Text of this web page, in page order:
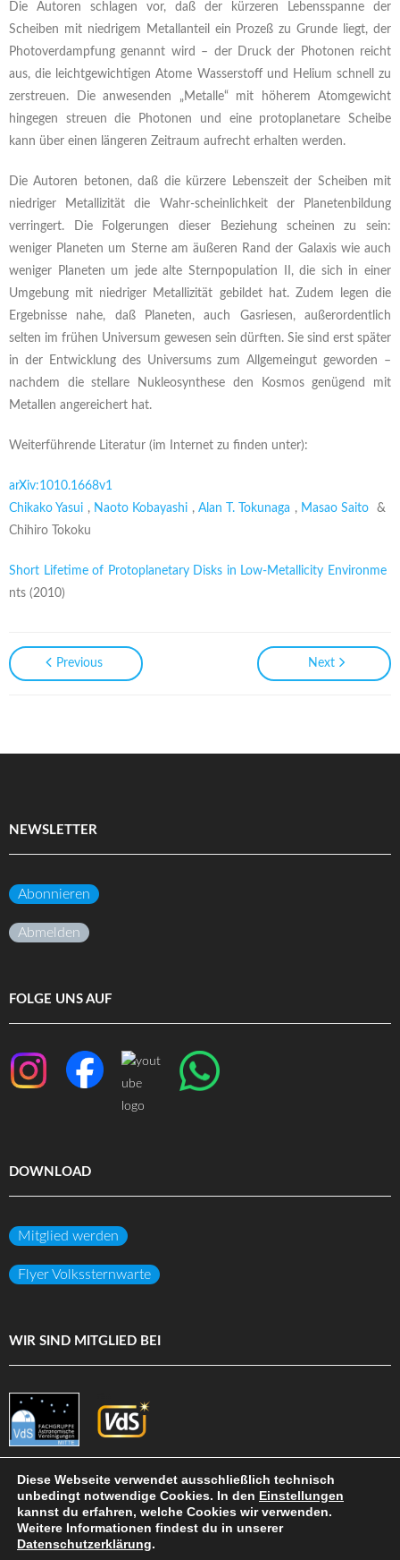
Die Autoren schlagen vor, daß der kürzeren Lebensspanne der
Scheiben mit niedrigem Metallanteil ein Prozeß zu Grunde liegt, der
Photoverdampfung genannt wird – der Druck der Photonen reicht
aus, die leichtgewichtigen Atome Wasserstoff und Helium schnell zu
zerstreuen. Die anwesenden „Metalle“ mit höherem Atomgewicht
hingegen streuen die Photonen und eine protoplanetare Scheibe
kann über einen längeren Zeitraum aufrecht erhalten werden.
Die Autoren betonen, daß die kürzere Lebenszeit der Scheiben mit
niedriger Metallizität die Wahr-scheinlichkeit der Planetenbildung
verringert. Die Folgerungen dieser Beziehung scheinen zu sein:
weniger Planeten um Sterne am äußeren Rand der Galaxis wie auch
weniger Planeten um jede alte Sternpopulation II, die sich in einer
Umgebung mit niedriger Metallizität gebildet hat. Zudem legen die
Ergebnisse nahe, daß Planeten, auch Gasriesen, außerordentlich
selten im frühen Universum gewesen sein dürften. Sie sind erst später
in der Entwicklung des Universums zum Allgemeingut geworden –
nachdem die stellare Nukleosynthese den Kosmos genügend mit
Metallen angereichert hat.
Weiterführende Literatur (im Internet zu finden unter):
arXiv:1010.1668v1
Chikako Yasui , Naoto Kobayashi , Alan T. Tokunaga , Masao Saito
&
Chihiro Tokoku
Short Lifetime of Protoplanetary Disks in Low-Metallicity Environme
nts (2010)
Previous Next
NEWSLETTER
Abonnieren
Abmelden
FOLGE UNS AUF
DOWNLOAD
Mitglied werden
Flyer Volkssternwarte
WIR SIND MITGLIED BEI
(c) Volkssternwarte Darmstadt e.V.
DATENSCHUTZ IMPRESSUM
Diese Webseite verwendet ausschließlich technisch
unbedingt notwendige Cookies. In den Einstellungen
kannst du erfahren, welche Cookies wir verwenden.
Weitere Informationen findest du in unserer
Datenschutzerklärung.